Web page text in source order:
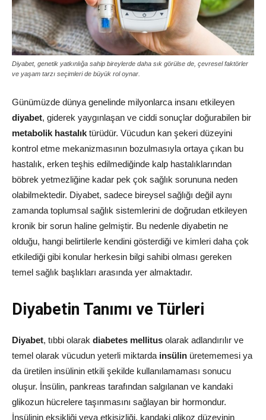
Diyabet, genetik yatkınlığa sahip bireylerde daha sık görülse de, çevresel faktörler
ve yaşam tarzı seçimleri de büyük rol oynar.
Günümüzde dünya genelinde milyonlarca insanı etkileyen
diyabet, giderek yaygınlaşan ve ciddi sonuçlar doğurabilen bir
metabolik hastalık türüdür. Vücudun kan şekeri düzeyini
kontrol etme mekanizmasının bozulmasıyla ortaya çıkan bu
hastalık, erken teşhis edilmediğinde kalp hastalıklarından
böbrek yetmezliğine kadar pek çok sağlık sorununa neden
olabilmektedir. Diyabet, sadece bireysel sağlığı değil aynı
zamanda toplumsal sağlık sistemlerini de doğrudan etkileyen
kronik bir sorun haline gelmiştir. Bu nedenle diyabetin ne
olduğu, hangi belirtilerle kendini gösterdiği ve kimleri daha çok
etkilediği gibi konular herkesin bilgi sahibi olması gereken
temel sağlık başlıkları arasında yer almaktadır.
Diyabetin Tanımı ve Türleri
Diyabet, tıbbi olarak diabetes mellitus olarak adlandırılır ve
temel olarak vücudun yeterli miktarda insülin üretememesi ya
da üretilen insülinin etkili şekilde kullanılamaması sonucu
oluşur. İnsülin, pankreas tarafından salgılanan ve kandaki
glikozun hücrelere taşınmasını sağlayan bir hormondur.
İnsülinin eksikliği veya etkisizliği, kandaki glikoz düzeyinin